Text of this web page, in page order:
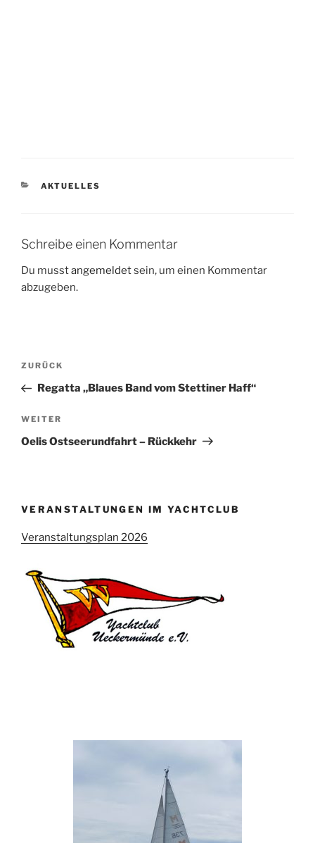
KATEGORIEN
AKTUELLES
Schreibe einen Kommentar
Du musstangemeldetsein, um einen Kommentar
abzugeben.
Beitragsnavigation
Vorheriger
Beitrag
ZURÜCK
Regatta „Blaues Band vom Stettiner Haff“
Nächster
Beitrag
WEITER
Oelis Ostseerundfahrt – Rückkehr
VERANSTALTUNGEN IM YACHTCLUB
Veranstaltungsplan 2026